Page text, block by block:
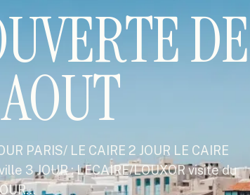
DE
PARIS/ LE CAIRE 2 JOUR LE CAIRE
3 JOUR : LECAIRE/LOUXOR visite du